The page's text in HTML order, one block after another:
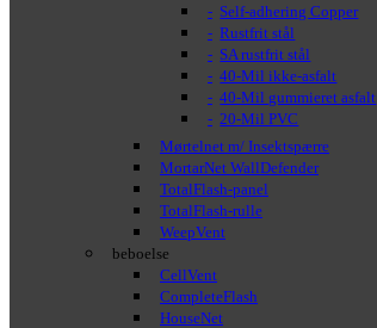
Self-adhering Copper
Rustfrit stål
SA rustfrit stål
40-Mil ikke-asfalt
40-Mil gummieret asfalt
20-Mil PVC
Mørtelnet m/ Insektspærre
MortarNet WallDefender
TotalFlash-panel
TotalFlash-rulle
WeepVent
beboelse
CellVent
CompleteFlash
HouseNet